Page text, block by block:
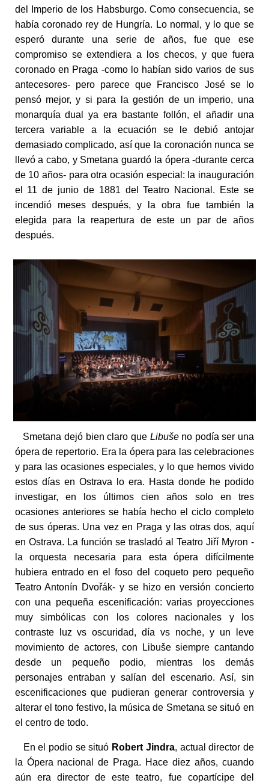
del Imperio de los Habsburgo. Como consecuencia, se
había coronado rey de Hungría. Lo normal, y lo que se
esperó durante una serie de años, fue que ese
compromiso se extendiera a los checos, y que fuera
coronado en Praga -como lo habían sido varios de sus
antecesores- pero parece que Francisco José se lo
pensó mejor, y si para la gestión de un imperio, una
monarquía dual ya era bastante follón, el añadir una
tercera variable a la ecuación se le debió antojar
demasiado complicado, así que la coronación nunca se
llevó a cabo, y Smetana guardó la ópera -durante cerca
de 10 años- para otra ocasión especial: la inauguración
el 11 de junio de 1881 del Teatro Nacional. Este se
incendió meses después, y la obra fue también la
elegida para la reapertura de este un par de años
después.
Smetana dejó bien claro que Libušeno podía ser una
ópera de repertorio. Era la ópera para las celebraciones
y para las ocasiones especiales, y lo que hemos vivido
estos días en Ostrava lo era. Hasta donde he podido
investigar, en los últimos cien años solo en tres
ocasiones anteriores se había hecho el ciclo completo
de sus óperas. Una vez en Praga y las otras dos, aquí
en Ostrava. La función se trasladó al Teatro Jiří Myron -
la orquesta necesaria para esta ópera difícilmente
hubiera entrado en el foso del coqueto pero pequeño
Teatro Antonín Dvořák- y se hizo en versión concierto
con una pequeña escenificación: varias proyecciones
muy simbólicas con los colores nacionales y los
contraste luz vs oscuridad, día vs noche, y un leve
movimiento de actores, con Libuše siempre cantando
desde un pequeño podio, mientras los demás
personajes entraban y salían del escenario. Así, sin
escenificaciones que pudieran generar controversia y
alterar el tono festivo, la música de Smetana se situó en
el centro de todo.
En el podio se situó Robert Jindra, actual director de
la Ópera nacional de Praga. Hace diez años, cuando
aún era director de este teatro, fue copartícipe del